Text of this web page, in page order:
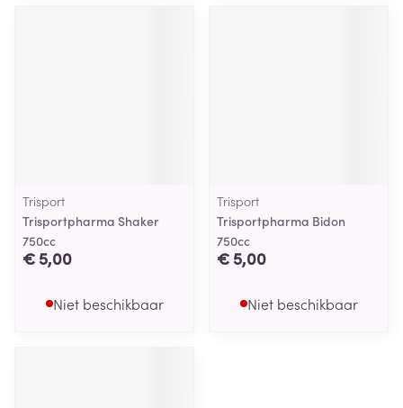
Trisport
Trisportpharma Shaker
750cc
€ 5,00
Niet beschikbaar
Trisport
Trisportpharma Bidon
750cc
€ 5,00
Niet beschikbaar